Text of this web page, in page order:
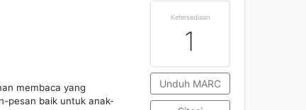
membaca yang
pesan baik untuk anak-
Ketersediaan
1
Unduh MARC